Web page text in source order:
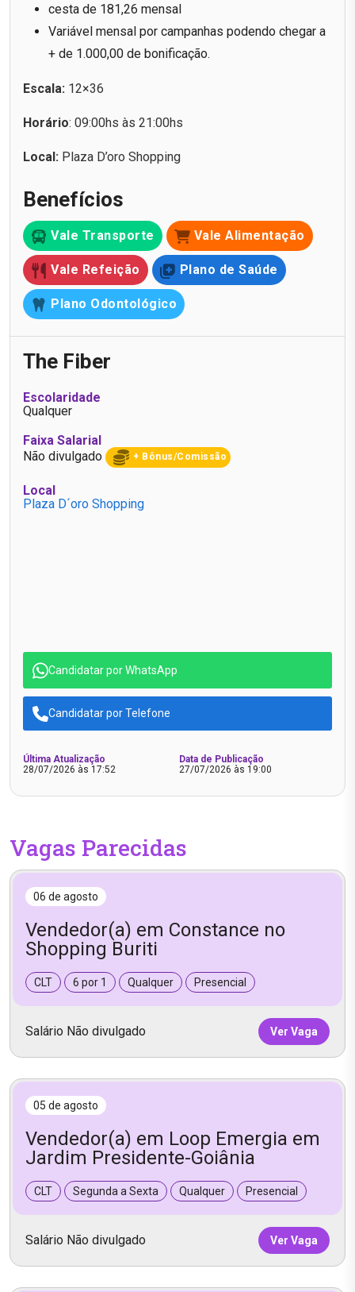
cesta de 181,26 mensal
Variável mensal por campanhas podendo chegar a
+ de 1.000,00 de bonificação.
Escala: 12×36
Horário: 09:00hs às 21:00hs
Local: Plaza D’oro Shopping
Benefícios
Vale Transporte Vale Alimentação
Vale Refeição Plano de Saúde
Plano Odontológico
The Fiber
Escolaridade
Qualquer
Faixa Salarial
Não divulgado
+ Bônus/Comissão
Local
Plaza D´oro Shopping
Candidatar por WhatsApp
Candidatar por Telefone
Última Atualização
28/07/2026 às 17:52
Data de Publicação
27/07/2026 às 19:00
Vagas Parecidas
06 de agosto
Vendedor(a) em Constance no
Shopping Buriti
CLT 6 por 1 Qualquer Presencial
Salário Não divulgado Ver Vaga
05 de agosto
Vendedor(a) em Loop Emergia em
Jardim Presidente-Goiânia
CLT Segunda a Sexta Qualquer Presencial
Salário Não divulgado Ver Vaga